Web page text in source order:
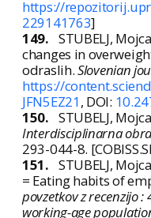
https://
229141763]
149. STUBELJ,
changes in
odraslih.Slovenian
https://
JFN5EZ21, DOI:
150. STUBELJ,
Interdisciplinarna
293-044-8.
151. STUBELJ,
= Eating habits of
povzetkov z recenzijo
working-age